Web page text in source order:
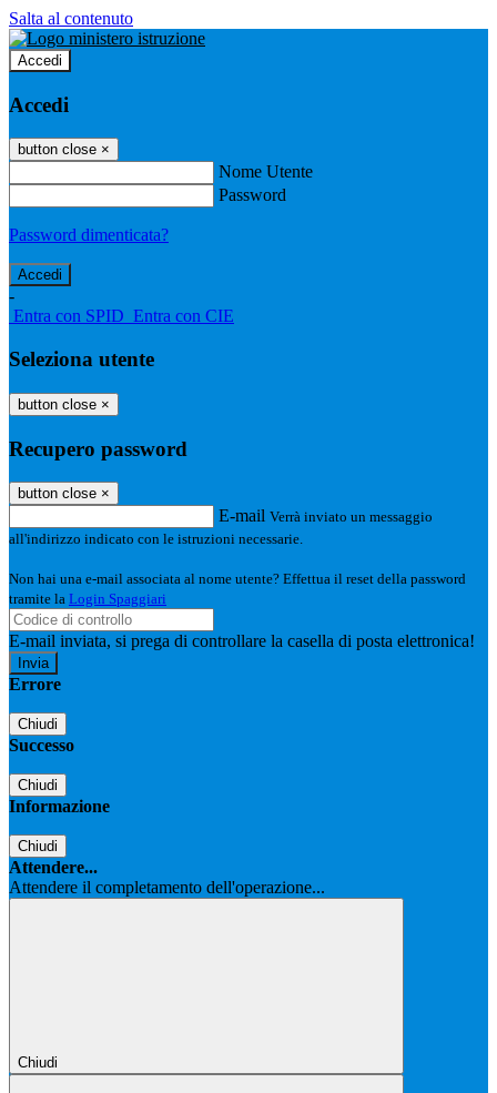
Salta al contenuto
Accedi
Accedi
button close ×
Nome Utente
Password
Password dimenticata?
-
Entra con SPID Entra con CIE
Seleziona utente
button close ×
Recupero password
button close ×
E-mail Verrà inviato un messaggio
all'indirizzo indicato con le istruzioni necessarie.
Non hai una e-mail associata al nome utente? Effettua il reset della password
tramite la Login Spaggiari
E-mail inviata, si prega di controllare la casella di posta elettronica!
Errore
Chiudi
Successo
Chiudi
Informazione
Chiudi
Attendere...
Attendere il completamento dell'operazione...
Chiudi